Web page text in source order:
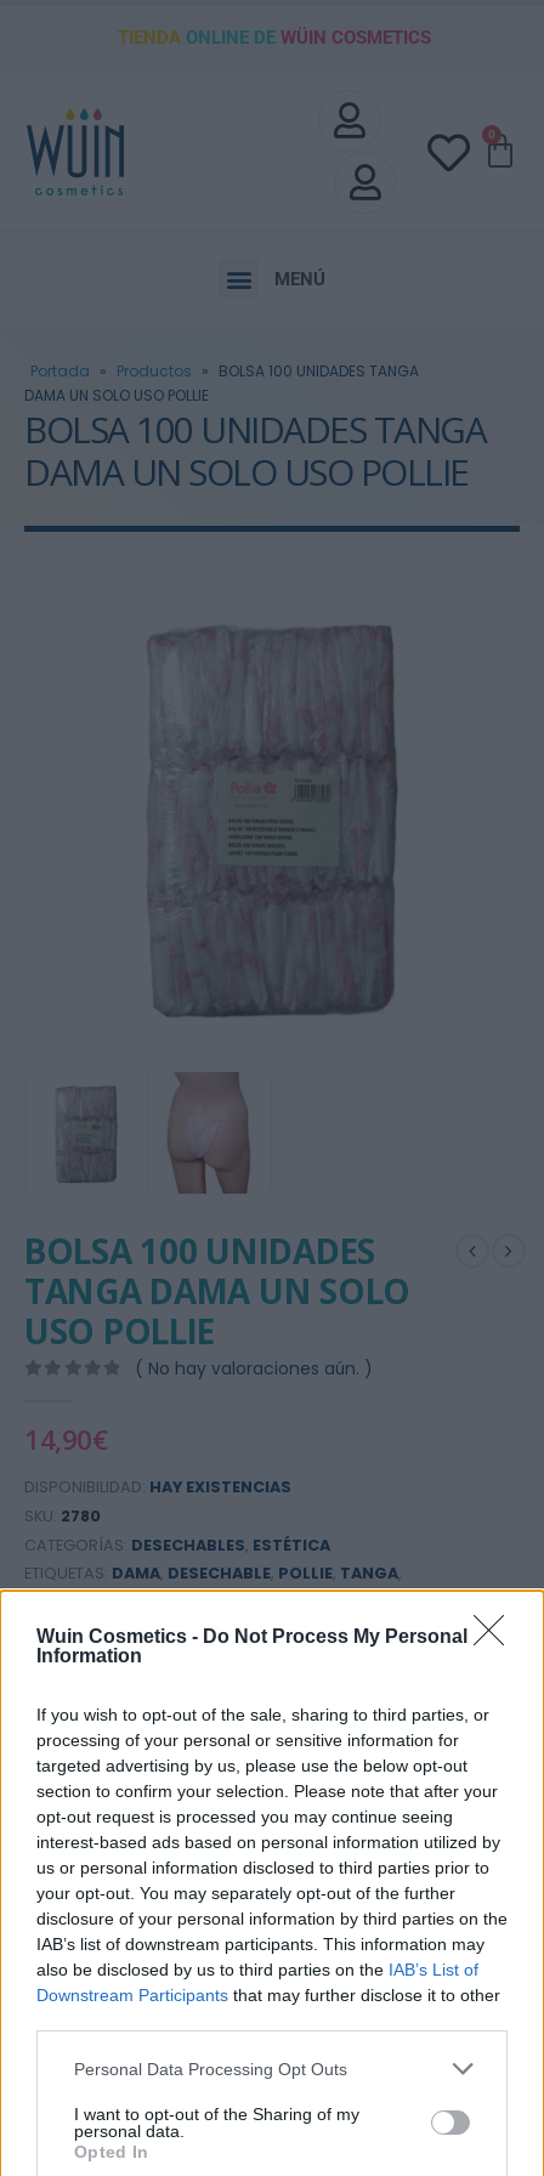
Wuin Cosmetics - Do Not Process My Personal
Information
If you wish to opt-out of the sale, sharing to third parties, or
processing of your personal or sensitive information for
targeted advertising by us, please use the below opt-out
section to confirm your selection. Please note that after your
opt-out request is processed you may continue seeing
interest-based ads based on personal information utilized by
us or personal information disclosed to third parties prior to
your opt-out. You may separately opt-out of the further
disclosure of your personal information by third parties on the
IAB’s list of downstream participants. This information may
also be disclosed by us to third parties on the IAB’s List of
Downstream Participants that may further disclose it to other
Please note that this website/app uses one or more Google
not limited to your visit or usage behaviour. You may click to
grant or deny consent to Google and its third-party tags to
use your data for below specified purposes in below Google
Personal Data Processing Opt Outs
I want to opt-out of the Sharing of my
personal data.
Opted In
TIENDAONLINE DE WÜIN COSMETICS
0
MENÚ
Portada » Productos » BOLSA 100 UNIDADES TANGA
DAMA UN SOLO USO POLLIE
BOLSA 100 UNIDADES TANGA
DAMA UN SOLO USO POLLIE
BOLSA 100 UNIDADES
TANGA DAMA UN SOLO
USO POLLIE
( No hay valoraciones aún. )
14,90€
DISPONIBILIDAD: HAY EXISTENCIAS
SKU: 2780
CATEGORÍAS: DESECHABLES, ESTÉTICA
ETIQUETAS: DAMA, DESECHABLE, POLLIE, TANGA,
TANGA MUJER,UN SOLO USO
Añadir a la lista de deseos
DESCRIPCIÓN
Bolsa de 100 tangasdesechablesenvasados
elásticos ajustables. Se adapta a cualquier medida.
Pensado para centros de estética y belleza, para ofrecer
a los clientes un servicio